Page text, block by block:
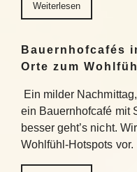
Weiterlesen
Bauernhofcafés
Orte zum
Ein milder
ein Bauernhofcafé mit
besser geht’s nicht.
Wohlfühl-Hotspots